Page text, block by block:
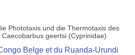
Phototaxis und die Thermotaxis des
geertsi (Cyprinidae)
Belge et du Ruanda-Urundi